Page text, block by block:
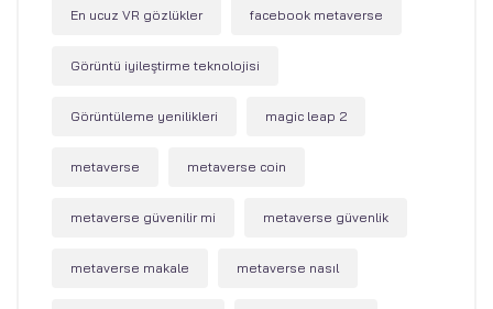
En ucuz VR gözlükler facebook metaverse
Görüntü iyileştirme teknolojisi
Görüntüleme yenilikleri magic leap 2
metaverse metaverse coin
metaverse güvenilir mi metaverse güvenlik
metaverse makale metaverse nasıl